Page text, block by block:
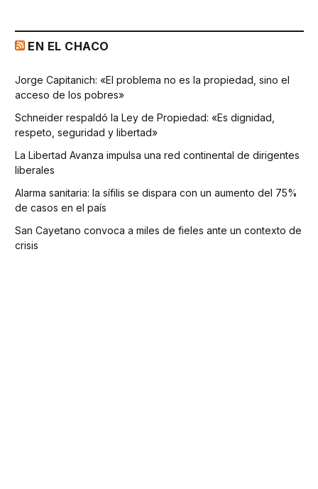
EN EL CHACO
Jorge Capitanich: «El problema no es la propiedad, sino el
acceso de los pobres»
Schneider respaldó la Ley de Propiedad: «Es dignidad,
respeto, seguridad y libertad»
La Libertad Avanza impulsa una red continental de dirigentes
liberales
Alarma sanitaria: la sífilis se dispara con un aumento del 75%
de casos en el país
San Cayetano convoca a miles de fieles ante un contexto de
crisis